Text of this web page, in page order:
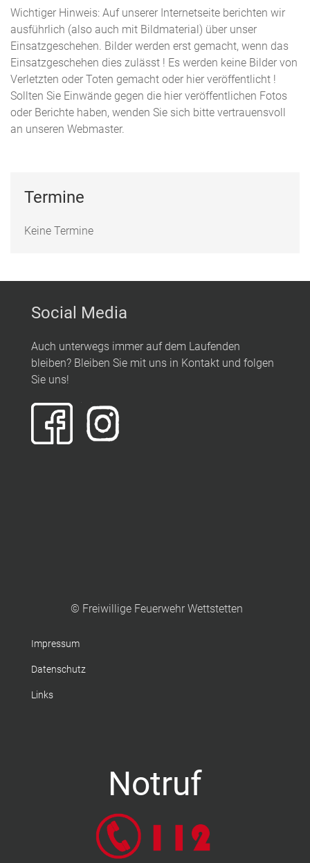
Wichtiger Hinweis: Auf unserer Internetseite berichten wir
ausführlich (also auch mit Bildmaterial) über unser
Einsatzgeschehen. Bilder werden erst gemacht, wenn das
Einsatzgeschehen dies zulässt ! Es werden keine Bilder von
Verletzten oder Toten gemacht oder hier veröffentlicht !
Sollten Sie Einwände gegen die hier veröffentlichen Fotos
oder Berichte haben, wenden Sie sich bitte vertrauensvoll
an unseren Webmaster.
Termine
Keine Termine
Social Media
Auch unterwegs immer auf dem Laufenden
bleiben? Bleiben Sie mit uns in Kontakt und folgen
Sie uns!
© Freiwillige Feuerwehr Wettstetten
Impressum
Datenschutz
Links
Notruf